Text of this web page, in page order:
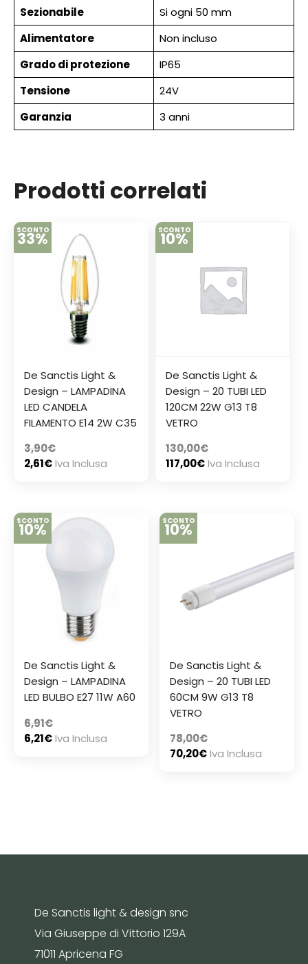
Sezionabile
Si ogni 50 mm
Alimentatore
Non incluso
Grado di protezione
IP65
Tensione
24V
Garanzia
3 anni
Prodotti correlati
SCONTO
33%
De Sanctis Light &
Design – LAMPADINA
LED CANDELA
FILAMENTO E14 2W C35
3,90€
2,61€Iva Inclusa
SCONTO
10%
De Sanctis Light &
Design – 20 TUBI LED
120CM 22W G13 T8
VETRO
130,00€
117,00€Iva Inclusa
SCONTO
10%
De Sanctis Light &
Design – LAMPADINA
LED BULBO E27 11W A60
6,91€
6,21€Iva Inclusa
SCONTO
10%
De Sanctis Light &
Design – 20 TUBI LED
60CM 9W G13 T8
VETRO
78,00€
70,20€Iva Inclusa
De Sanctis light & design snc
Via Giuseppe di Vittorio 129A
71011 Apricena FG